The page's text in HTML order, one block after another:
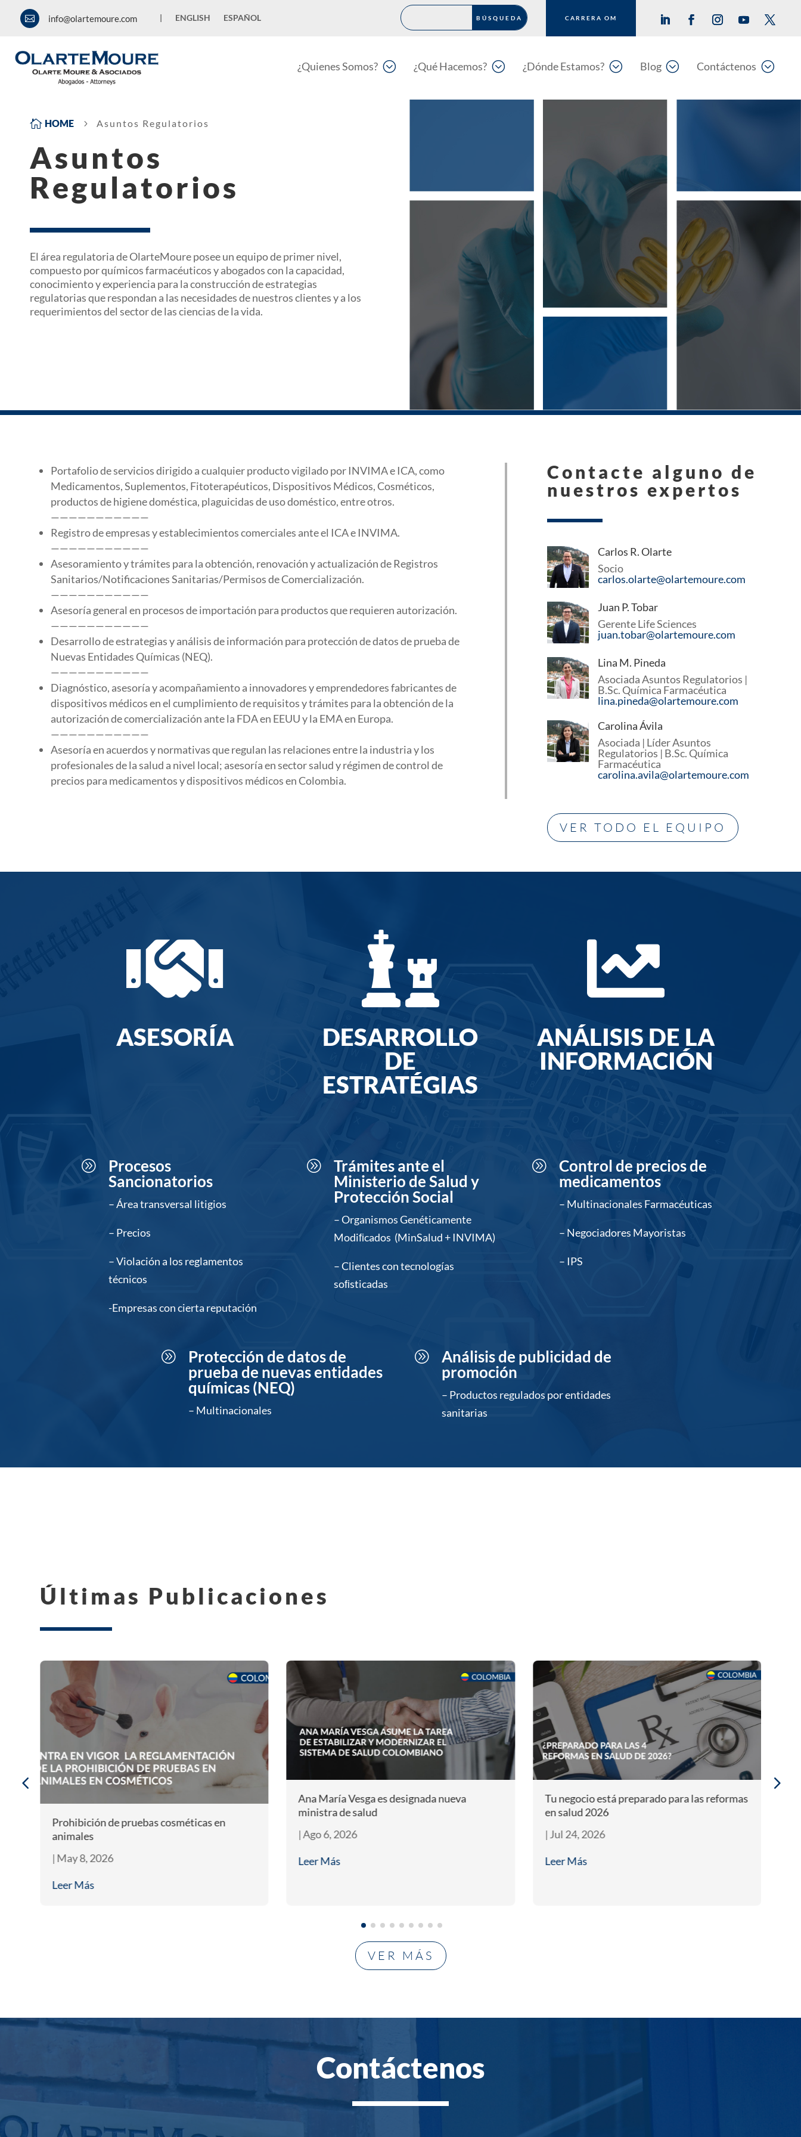
 info@olartemoure.com | ENGLISH ESPAÑOL CARRERA OM
;
¿Quienes Somos? ;
¿Qué Hacemos? ;
¿Dónde Estamos? ;
Blog ;
Contáctenos
 HOME 5 Asuntos Regulatorios
Asuntos
Regulatorios
El área regulatoria de OlarteMoure posee un equipo de primer nivel,
compuesto por químicos farmacéuticos y abogados con la capacidad,
conocimiento y experiencia para la construcción de estrategias
regulatorias que respondan a las necesidades de nuestros clientes y a los
requerimientos del sector de las ciencias de la vida.
Portafolio de servicios dirigido a cualquier producto vigilado por INVIMA e ICA, como
Medicamentos, Suplementos, Fitoterapéuticos, Dispositivos Médicos, Cosméticos,
productos de higiene doméstica, plaguicidas de uso doméstico, entre otros.
———————————
Registro de empresas y establecimientos comerciales ante el ICA e INVIMA.
———————————
Asesoramiento y trámites para la obtención, renovación y actualización de Registros
Sanitarios/Notificaciones Sanitarias/Permisos de Comercialización.
———————————
Asesoría general en procesos de importación para productos que requieren autorización.
———————————
Desarrollo de estrategias y análisis de información para protección de datos de prueba de
Nuevas Entidades Químicas (NEQ).
———————————
Diagnóstico, asesoría y acompañamiento a innovadores y emprendedores fabricantes de
dispositivos médicos en el cumplimiento de requisitos y trámites para la obtención de la
autorización de comercialización ante la FDA en EEUU y la EMA en Europa.
———————————
Asesoría en acuerdos y normativas que regulan las relaciones entre la industria y los
profesionales de la salud a nivel local; asesoría en sector salud y régimen de control de
precios para medicamentos y dispositivos médicos en Colombia.
Contacte alguno de
nuestros expertos
Carlos R. Olarte
Socio
carlos.olarte@olartemoure.com
Juan P. Tobar
Gerente Life Sciences
juan.tobar@olartemoure.com
Lina M. Pineda
Asociada Asuntos Regulatorios |
B.Sc. Química Farmacéutica
lina.pineda@olartemoure.com
Carolina Ávila
Asociada | Líder Asuntos
Regulatorios | B.Sc. Química
Farmacéutica
carolina.avila@olartemoure.com
VER TODO EL EQUIPO

ASESORÍA

DESARROLLO
DE
ESTRATÉGIAS

ANÁLISIS DE LA
INFORMACIÓN
A
Procesos
Sancionatorios
– Área transversal litigios
– Precios
– Violación a los reglamentos
técnicos
-Empresas con cierta reputación
A
Trámites ante el
Ministerio de Salud y
Protección Social
– Organismos Genéticamente
Modiﬁcados (MinSalud + INVIMA)
– Clientes con tecnologías
soﬁsticadas
A
Control de precios de
medicamentos
– Multinacionales Farmacéuticas
– Negociadores Mayoristas
– IPS
A
Protección de datos de
prueba de nuevas entidades
químicas (NEQ)
– Multinacionales
A
Análisis de publicidad de
promoción
– Productos regulados por entidades
sanitarias
Últimas Publicaciones
Ana María Vesga es designada nueva
|Ago 6, 2026
Leer Más
Tu negocio está preparado para las reformas
en salud 2026
|Jul 24, 2026
Leer Más
Alianza entre INVIMA y ANVISA para
mejorar alcance de salud
|Jul 10, 2026
Leer Más
VER MÁS
Contáctenos